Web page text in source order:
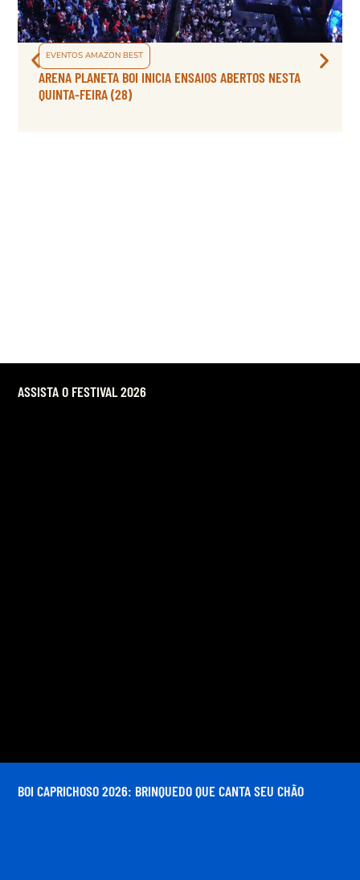
EVENTOS AMAZON BEST
ARENA PLANETA BOI INICIA ENSAIOS ABERTOS NESTA
QUINTA-FEIRA (28)
ASSISTA O FESTIVAL 2026
BOI CAPRICHOSO 2026: BRINQUEDO QUE CANTA SEU CHÃO